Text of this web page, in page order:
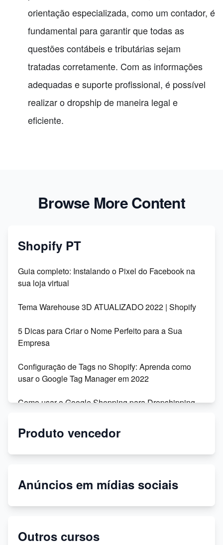
orientação especializada, como um contador, é
fundamental para garantir que todas as
questões contábeis e tributárias sejam
tratadas corretamente. Com as informações
adequadas e suporte profissional, é possível
realizar o dropship de maneira legal e
eficiente.
Browse More Content
Shopify PT
Guia completo: Instalando o Pixel do Facebook na
sua loja virtual
Tema Warehouse 3D ATUALIZADO 2022 | Shopify
5 Dicas para Criar o Nome Perfeito para a Sua
Empresa
Configuração de Tags no Shopify: Aprenda como
usar o Google Tag Manager em 2022
Como usar o Google Shopping para Dropshipping
Migração da Shoptime para o DSync: Recursos,
códigos
Temas secretos gratuitos para sua loja virtual!
Como criar uma página de política de privacidade no
Produto vencedor
Anúncios em mídias sociais
Outros cursos